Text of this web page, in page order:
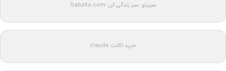
سبزیتو: سبز زندگی کن: Sabzito.com
خرید اکانت claude